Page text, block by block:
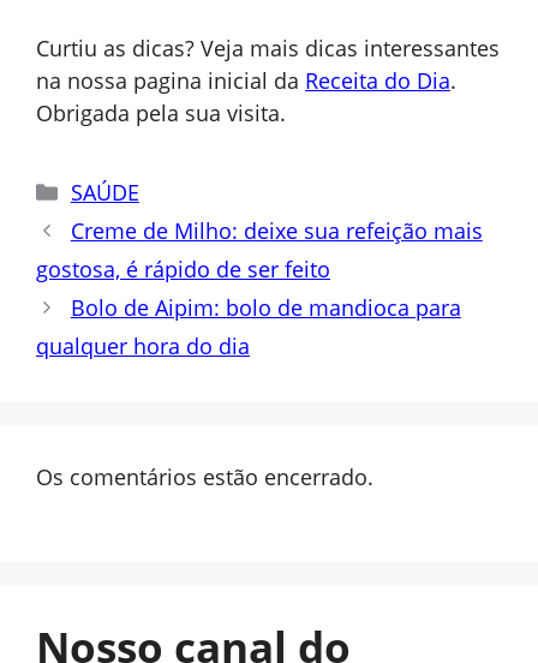
Curtiu as dicas? Veja mais dicas interessantes
na nossa pagina inicial da Receita do Dia.
Obrigada pela sua visita.
Categorias
SAÚDE
Creme de Milho: deixe sua refeição mais
gostosa, é rápido de ser feito
Bolo de Aipim: bolo de mandioca para
qualquer hora do dia
Os comentários estão encerrado.
Nosso canal do